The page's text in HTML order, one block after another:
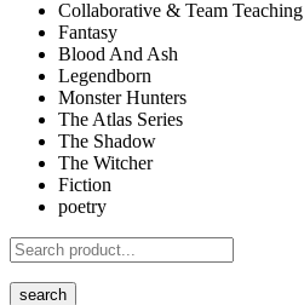
Collaborative & Team Teaching
Fantasy
Blood And Ash
Legendborn
Monster Hunters
The Atlas Series
The Shadow
The Witcher
Fiction
poetry
search